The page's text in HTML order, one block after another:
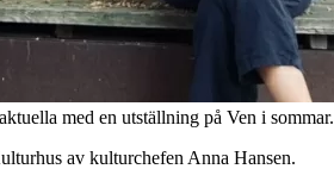
med en utställning på Ven i sommar.
av kulturchefen Anna Hansen.